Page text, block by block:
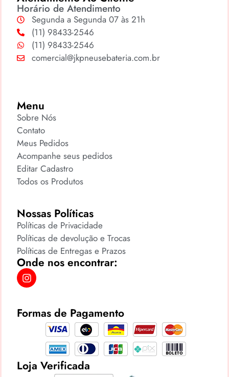
Horário de Atendimento
Segunda a Segunda 07 às 21h
(11) 98433-2546
(11) 98433-2546
comercial@jkpneusebateria.com.br
Menu
Sobre Nós
Contato
Meus Pedidos
Acompanhe seus pedidos
Editar Cadastro
Todos os Produtos
Nossas Políticas
Políticas de Privacidade
Políticas de devolução e Trocas
Políticas de Entregas e Prazos
Onde nos encontrar:
Formas de Pagamento
Loja Verificada